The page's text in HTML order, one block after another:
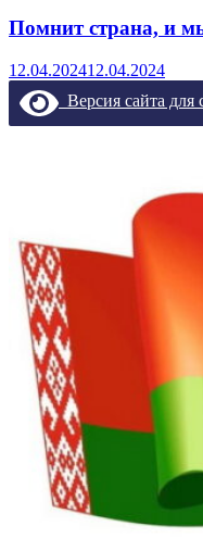
Помнит страна, и
12.04.202412.04.2024
Версия сайта для